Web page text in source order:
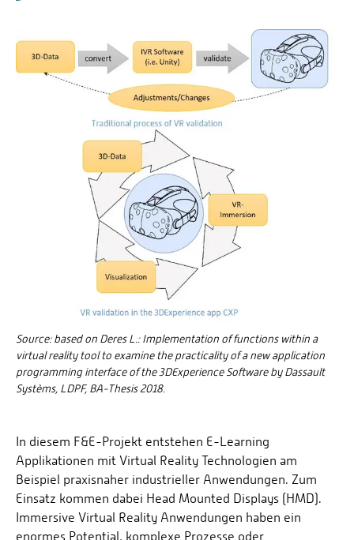
Source: based on Deres L.: Implementation of functions within a
virtual reality tool to examine the practicality of a new application
programming interface of the 3DExperience Software by Dassault
Systèms, LDPF, BA-Thesis 2018.
In diesem F&E-Projekt entstehen E-Learning
Applikationen mit Virtual Reality Technologien am
Beispiel praxisnaher industrieller Anwendungen. Zum
Einsatz kommen dabei Head Mounted Displays (HMD).
Immersive Virtual Reality Anwendungen haben ein
enormes Potential, komplexe Prozesse oder